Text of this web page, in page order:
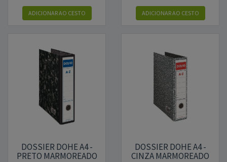
ADICIONARAO CESTO ADICIONARAO CESTO
DOSSIER DOHE A4 -
PRETO MARMOREADO
DOSSIER DOHE A4 -
CINZA MARMOREADO